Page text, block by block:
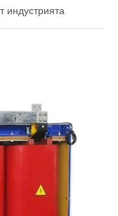
индустрията